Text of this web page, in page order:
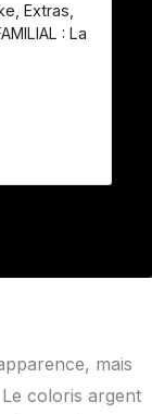
Extras,
: La
EN
de
vanille.
des
mais
coloris argent